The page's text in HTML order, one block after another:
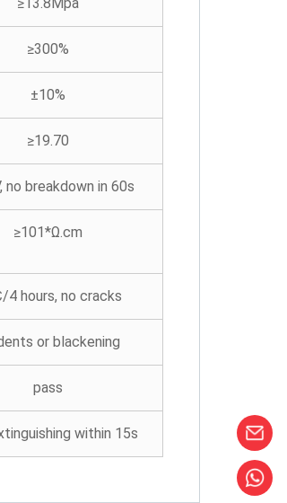
≥13.8Mpa
≥300%
±10%
≥19.70
no breakdown in 60s
≥101*Ω.cm
hours, no cracks
or blackening
pass
within 15s